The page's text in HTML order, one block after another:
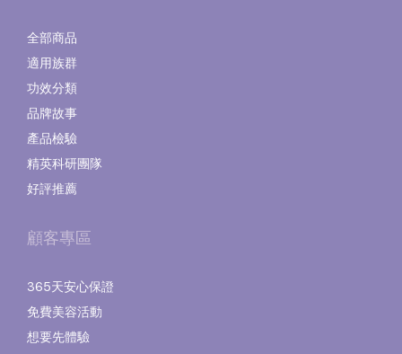
全部商品
適用族群
功效分類
品牌故事
產品檢驗
精英科研團隊
好評推薦
顧客專區
365天安心保證
免費美容活動
想要先體驗